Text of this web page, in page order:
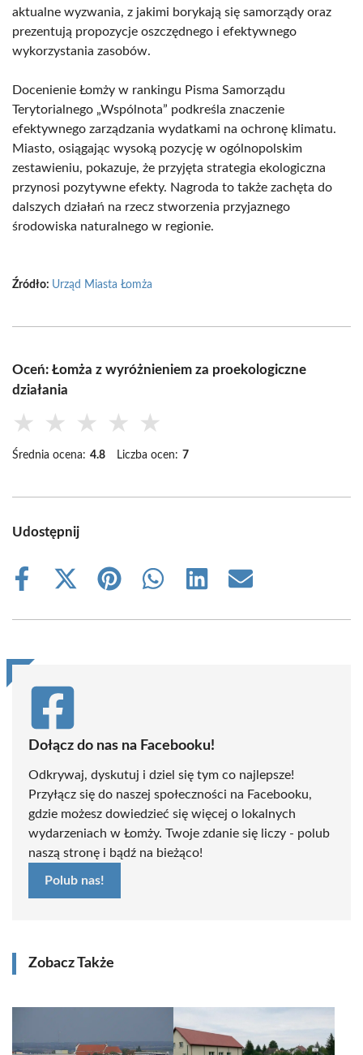
aktualne wyzwania, z jakimi borykają się samorządy oraz
prezentują propozycje oszczędnego i efektywnego
wykorzystania zasobów.
Docenienie Łomży w rankingu Pisma Samorządu
Terytorialnego „Wspólnota” podkreśla znaczenie
efektywnego zarządzania wydatkami na ochronę klimatu.
Miasto, osiągając wysoką pozycję w ogólnopolskim
zestawieniu, pokazuje, że przyjęta strategia ekologiczna
przynosi pozytywne efekty. Nagroda to także zachęta do
dalszych działań na rzecz stworzenia przyjaznego
środowiska naturalnego w regionie.
Źródło: Urząd Miasta Łomża
Oceń: Łomża z wyróżnieniem za proekologiczne
działania
★ ★ ★ ★ ★
Średnia ocena: 4.8 Liczba ocen: 7
Udostępnij
Share
Share
(Twitter)
Share
Share
Share
Share
Dołącz do nas na Facebooku!
Odkrywaj, dyskutuj i dziel się tym co najlepsze!
Przyłącz się do naszej społeczności na Facebooku,
gdzie możesz dowiedzieć się więcej o lokalnych
wydarzeniach w Łomży. Twoje zdanie się liczy - polub
naszą stronę i bądź na bieżąco!
Polub nas!
Zobacz Także